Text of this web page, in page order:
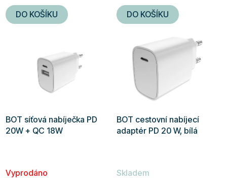
DO KOŠÍKU DO KOŠÍKU
BOT síťová nabíječka PD
20W + QC 18W
Vyprodáno
BOT cestovní nabíjecí
adaptér PD 20 W, bílá
Skladem